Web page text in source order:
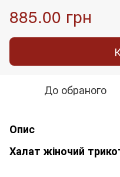
885.00 грн
До обраного
Опис
Халат жіночий